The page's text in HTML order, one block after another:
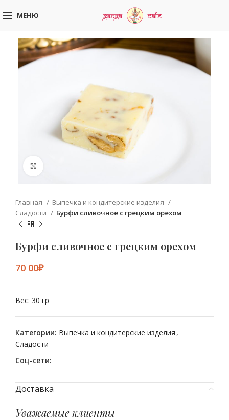
МЕНЮ
Главная
Выпечка и кондитерские изделия
Сладости
Бурфи сливочное с грецким орехом
Бурфи сливочное с грецким орехом
₽
Вес: 30 гр
Категории: Выпечка и кондитерские изделия ,
Сладости
Соц-сети:
Доставка
Уважаемые клиенты